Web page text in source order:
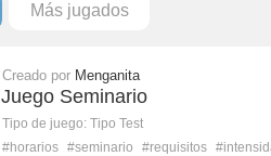
Más jugados
Creado por Menganita
Juego Seminario
Tipo de juego: Tipo Test
#horarios #seminario #requisitos